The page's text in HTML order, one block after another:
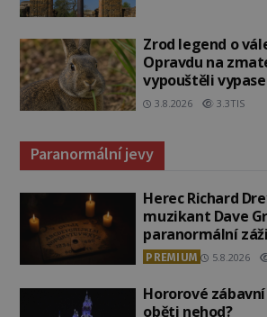
Zrod legend o
Opravdu na
vypouštěli
3.8.2026 3.3TIS
Paranormální jevy
Herec Richard
muzikant Dave
paranormální
PREMIUM 5.8.2026
Hororové
oběti nehod?